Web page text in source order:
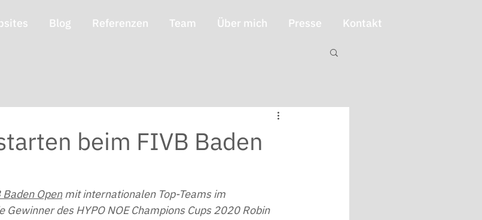
Blog Referenzen Team Über mich Presse Kontakt
beim FIVB Baden
Baden Open mit internationalen Top-Teams im
Gewinner des HYPO NOE Champions Cups 2020 Robin